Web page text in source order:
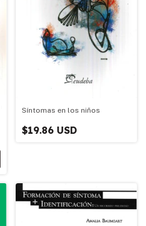
Síntomas en los niños
$19.86 USD